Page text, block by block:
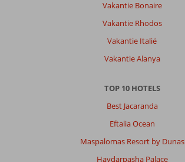
Vakantie Bonaire
Vakantie Rhodos
Vakantie Italië
Vakantie Alanya
TOP 10 HOTELS
Best Jacaranda
Eftalia Ocean
Maspalomas Resort by Dunas
Haydarpasha Palace